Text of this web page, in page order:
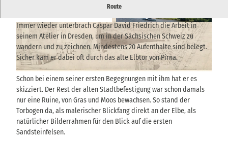
© viawww.saechsische-schweiz.de, Hamburger Kunsthalle, bpk, Foto: Christoph Irrgang |
CC-BY-ND
© viawww.saechsische-schweiz.de, Gemäldegal
erie Alte Meister, Staatliche Kunstsammlungen
Dresden, Foto: SKD I Elke Estel, Hans-Peter Klu
t | CC-BY-ND
© viawww.saechsische-schweiz.de , Sarah Haut
|CC-BY-SA
Route
Altes Elbtor in Pirna - ein Inspirationsort von Caspar David
Immer wieder unterbrach Caspar David Friedrich die Arbeit in
seinem Atelier in Dresden, um in der Sächsischen Schweiz zu
wandern und zu zeichnen. Mindestens 20 Aufenthalte sind belegt.
Sicher kam er dabei oft durch das alte Elbtor von Pirna.
Schon bei einem seiner ersten Begegnungen mit ihm hat er es
skizziert. Der Rest der alten Stadtbefestigung war schon damals
nur eine Ruine, von Gras und Moos bewachsen. So stand der
Torbogen da, als malerischer Blickfang direkt an der Elbe, als
natürlicher Bilderrahmen für den Blick auf die ersten
Sandsteinfelsen.